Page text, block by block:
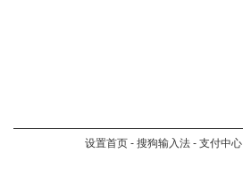
设置首页 - 搜狗输入法 - 支付中心